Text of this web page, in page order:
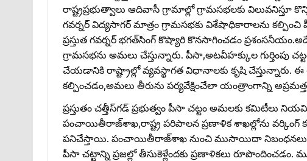
రాష్ట్రప్రభుత్వాలు ఆదివాసీ గ్రామాల్లో గ్రామసభలకు విలువనిస్తూ
గవర్నర్‌ విద్యసాగర్‌ మాత్రం గ్రామసభకు విశేషాధికారాలను
ప్రస్తుత గవర్నర్‌ భగత్‌సింగ్‌ కొష్యారి కొనసాగించడం
గ్రామసభను అమలు చేస్తున్నారు. పీసా,అటవీహక్కుల
చేయడానికి రాష్ట్రాల్లో వ్యవస్థాగత విధానాలకు కృషి చేస్తున్నారు.
కల్పించడం,అమలు తీరును పర్యవేక్షించేలా యంత్రాంగాన్ని అప్రమత్తం
ప్రస్తుతం చత్తీస్‌గడ్‌ ప్రభుత్వం పీసా చట్టం అమలకు కమిటీలు
పంచాయితీరాజ్‌శాఖ,రాష్ట్ర పరిపాలన ప్రణాళిక శాఖల్లోను
పనిచేస్తాయి. పంచాయితీరాజ్‌శాఖ నుంచి ముసాయిదా నిబంధనలు
పీసా చట్టాన్ని ప్రజల్లో తీసుకెళ్లేందకు ప్రణాళికలు